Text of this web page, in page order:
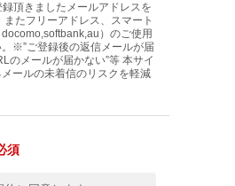
頂きましたメールアドレスを
またフリーアドレス、スマート
）のご使用
※”ご登録後の返信メールが届
のメールが届かない”等 本サイ
メールの未着信のリスクを軽減
須